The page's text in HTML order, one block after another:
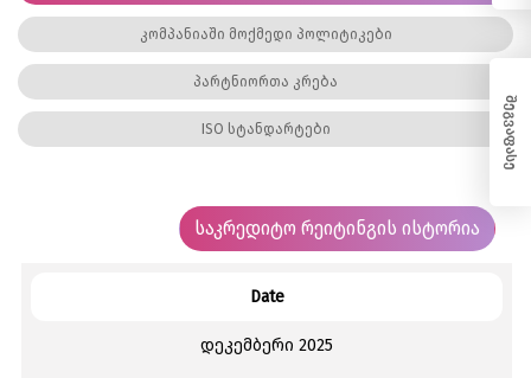
კომპანიაში მოქმედი პოლიტიკები
პარტნიორთა კრება
ISO სტანდარტები
საკრედიტო რეიტინგის ისტორია
Date
დეკემბერი 2025
შეგვაფასე